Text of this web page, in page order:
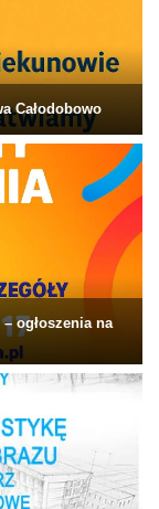
Całodobowo
ogłoszenia na